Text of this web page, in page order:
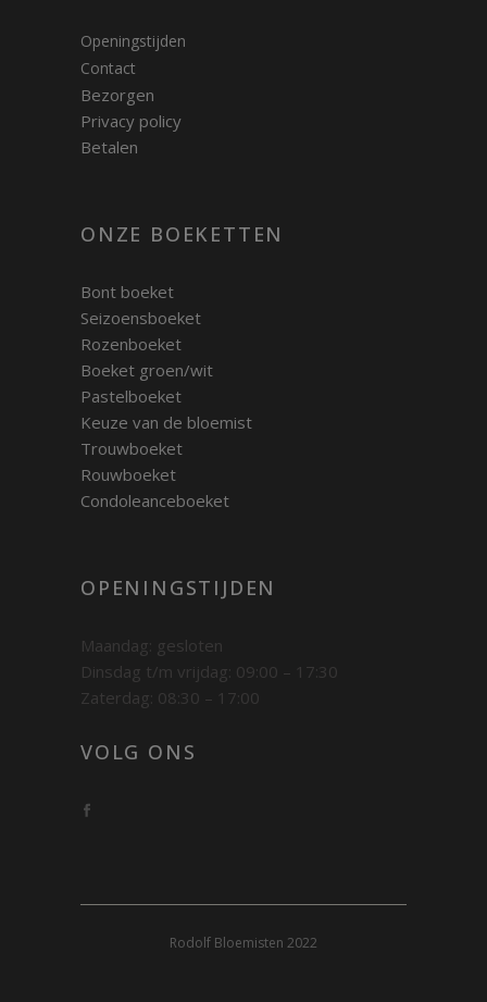
Openingstijden
Contact
Bezorgen
Privacy policy
Betalen
ONZE BOEKETTEN
Bont boeket
Seizoensboeket
Rozenboeket
Boeket groen/wit
Pastelboeket
Keuze van de bloemist
Trouwboeket
Rouwboeket
Condoleanceboeket
OPENINGSTIJDEN
Maandag: gesloten
Dinsdag t/m vrijdag: 09:00 – 17:30
Zaterdag: 08:30 – 17:00
VOLG ONS
Rodolf Bloemisten 2022